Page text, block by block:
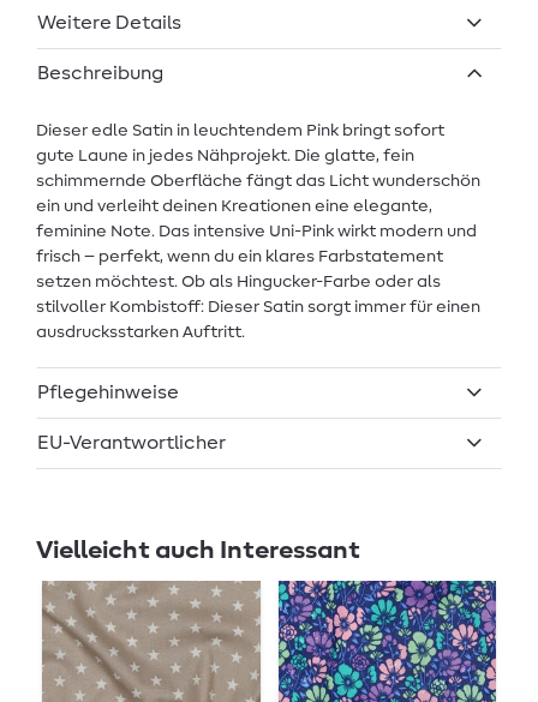
Weitere Details
Beschreibung
Dieser edle Satin in leuchtendem Pink bringt sofort
gute Laune in jedes Nähprojekt. Die glatte, fein
schimmernde Oberfläche fängt das Licht wunderschön
ein und verleiht deinen Kreationen eine elegante,
feminine Note. Das intensive Uni-Pink wirkt modern und
frisch – perfekt, wenn du ein klares Farbstatement
setzen möchtest. Ob als Hingucker-Farbe oder als
stilvoller Kombistoff: Dieser Satin sorgt immer für einen
ausdrucksstarken Auftritt.
Pflegehinweise
EU-Verantwortlicher
Vielleicht auch Interessant